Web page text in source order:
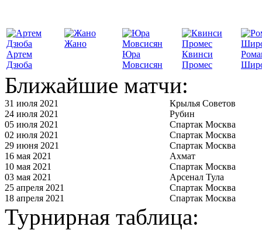
Артем
Дзюба
Жано
Юра
Мовсисян
Квинси
Промес
Ближайшие матчи:
31 июля 2021
Крылья Советов
24 июля 2021
Рубин
05 июля 2021
Спартак Москва
02 июля 2021
Спартак Москва
29 июня 2021
Спартак Москва
16 мая 2021
Ахмат
10 мая 2021
Спартак Москва
03 мая 2021
Арсенал Тула
25 апреля 2021
Спартак Москва
18 апреля 2021
Спартак Москва
Турнирная таблица: